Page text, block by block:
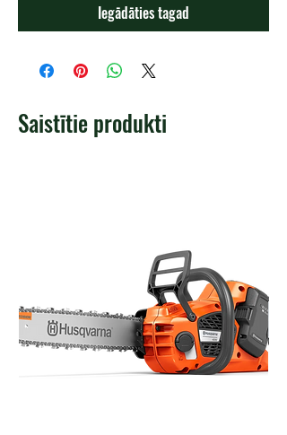
Iegādāties tagad
Saistītie produkti